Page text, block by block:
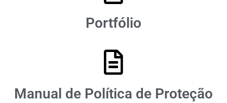
Portfólio
Manual de Política de Proteção